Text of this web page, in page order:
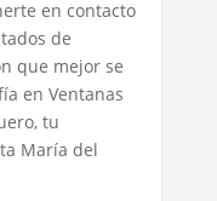
en contacto
de
que mejor se
en Ventanas
tu
María del